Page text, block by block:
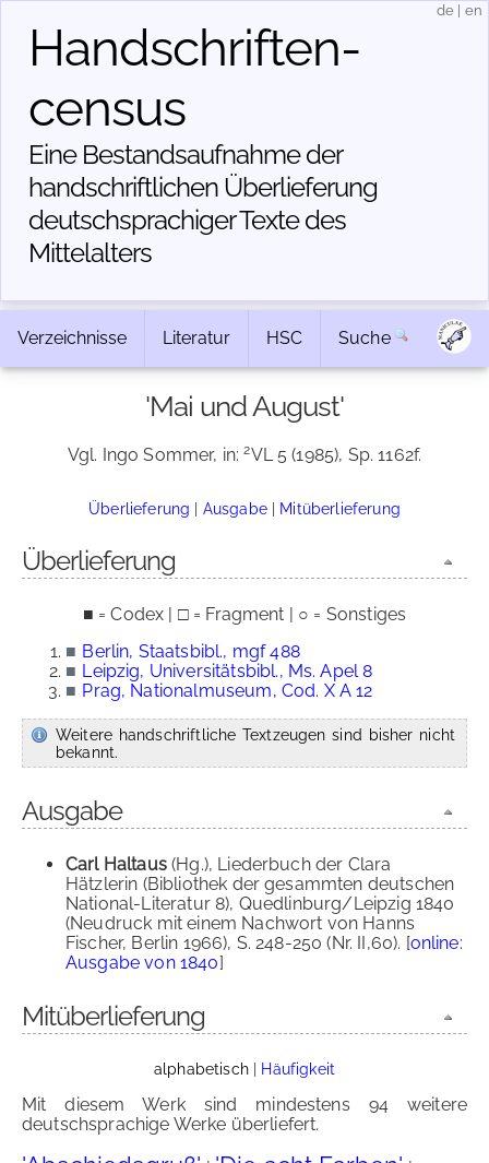
Handschriften­
census
Eine Bestandsaufnahme der
handschriftlichen Über­lieferung
deutschsprachiger Texte des
Mittelalters
de en
Verzeichnisse Literatur HSC Suche
'Mai und August'
Vgl. Ingo Sommer, in:2VL 5 (1985), Sp. 1162f.
Überlieferung | Ausgabe| Mitüberlieferung
Überlieferung
■ = Codex | □ = Fragment | ○ = Sonstiges
■ Berlin, Staatsbibl., mgf 488
■ Leipzig, Universitätsbibl., Ms. Apel 8
■ Prag, Nationalmuseum, Cod. X A 12
Weitere handschriftliche Textzeugen sind bisher nicht
bekannt.
Ausgabe
Carl Haltaus(Hg.), Liederbuch der Clara
Hätzlerin (Bibliothek der gesammten deutschen
National-Literatur 8), Quedlinburg/Leipzig 1840
(Neudruck mit einem Nachwort von Hanns
Fischer, Berlin 1966), S. 248-250 (Nr. II,60). [online:
Ausgabe von 1840]
Mitüberlieferung
alphabetisch| Häufigkeit
Mit diesem Werk sind mindestens 94 weitere
deutschsprachige Werke überliefert.